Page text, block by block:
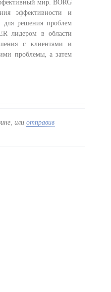
мир. BORG
эффективности и
для решения проблем
лидером в области
с клиентами и
проблемы, а затем
или отправив